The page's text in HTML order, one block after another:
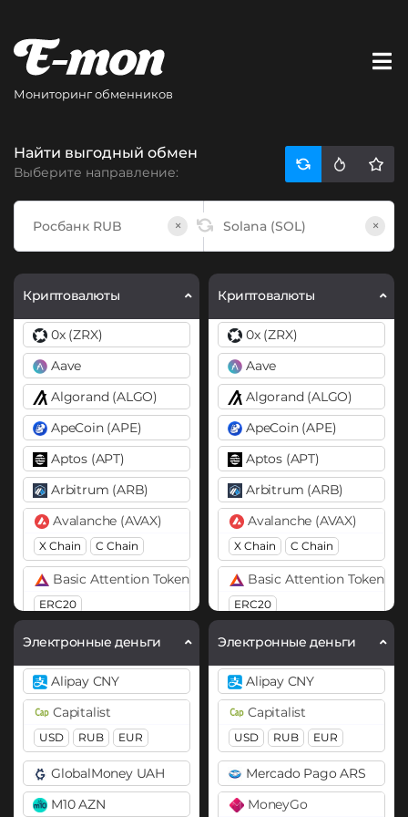
Мониторинг обменников
Найти выгодный обмен
Выберите направление:
× ×
Криптовалюты
0x (ZRX)
Aave
Algorand (ALGO)
ApeCoin (APE)
Aptos (APT)
Arbitrum (ARB)
Avalanche (AVAX)
X Chain C Chain
Basic Attention Token (BAT)
ERC20
Binance Coin (BNB)
BEP20 BEP2
Bitcoin (BTC)
BTC BEP20
OP
ARB AVAXC
Bitcoin Cash (BCH)
Bitcoin SV (BSV)
Электронные деньги
Alipay CNY
Capitalist
USD RUB EUR
GlobalMoney UAH
M10 AZN
Криптовалюты
0x (ZRX)
Aave
Algorand (ALGO)
ApeCoin (APE)
Aptos (APT)
Arbitrum (ARB)
Avalanche (AVAX)
X Chain C Chain
Basic Attention Token
ERC20
Binance Coin (BNB)
BEP20 BEP2
Bitcoin (BTC)
BTC BEP20
ARB
AVAXC
Bitcoin Cash (BCH)
Bitcoin SV (BSV)
Электронные деньги
Alipay CNY
Capitalist
USD RUB EUR
Mercado Pago ARS
MoneyGo